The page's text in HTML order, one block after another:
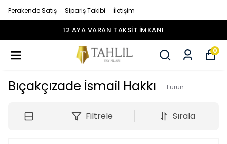
Perakende Satış Sipariş Takibi İletişim
12 AYA VARAN TAKSİT İMKANI
0
Bıçakçızade İsmail Hakkı 1 ürün
Filtrele Sırala